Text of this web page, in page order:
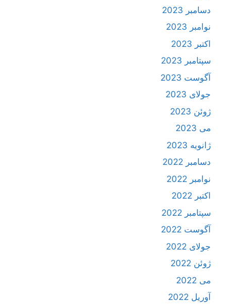
دسامبر 2023
نوامبر 2023
اکتبر 2023
سپتامبر 2023
آگوست 2023
جولای 2023
ژوئن 2023
می 2023
ژانویه 2023
دسامبر 2022
نوامبر 2022
اکتبر 2022
سپتامبر 2022
آگوست 2022
جولای 2022
ژوئن 2022
می 2022
آوریل 2022